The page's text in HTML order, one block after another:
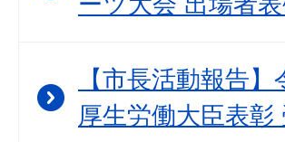
【市長活動報告
厚生労働大臣表彰